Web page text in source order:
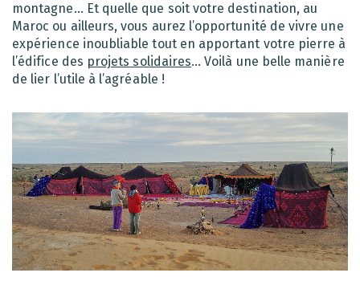
montagne… Et quelle que soit votre destination, au
Maroc ou ailleurs, vous aurez l’opportunité de vivre une
expérience inoubliable tout en apportant votre pierre à
l’édifice des projets solidaires… Voilà une belle manière
de lier l’utile à l’agréable !